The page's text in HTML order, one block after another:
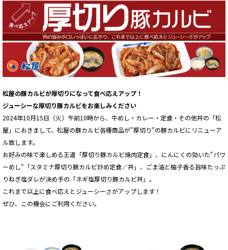
松屋の豚カルビが厚切りになって食べ応えアップ！
ジューシーな厚切り豚カルビをお楽しみください
2024年10月15日（火）午前10時から、牛めし・カレー・定食・その他丼の「松
屋」におきまして、松屋の豚カルビ各種商品が"厚切り"の豚カルビにリニューア
ル致します。
お好みの味で楽しめる王道「厚切り豚カルビ焼肉定食」、にんにくの効いた"パワ
ーめし"「スタミナ厚切り豚カルビ炒め定食／丼」、ごま油と柚子香る旨味たっぷ
りねぎ塩ダレが決め手の「ネギ塩厚切り豚カルビ丼」。
これまで以上に食べ応えとジューシーさがアップします！
ぜひ、この機会にご利用ください。